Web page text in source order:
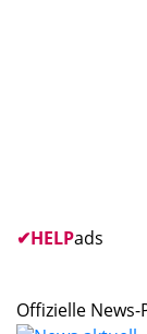
✔HELPads
Offizielle